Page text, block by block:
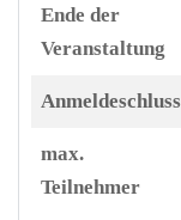
Ende der
Veranstaltung
Anmeldeschluss
max.
Teilnehmer